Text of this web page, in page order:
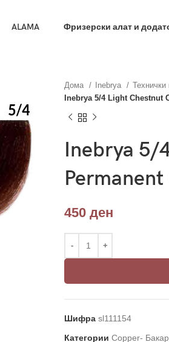
ALAMA Фризерски алат и
Дома Inebrya Технички
Inebrya 5/4 Light Chestnut
Inebrya 5/
450 ден
Шифра sl111154
Категории Copper-